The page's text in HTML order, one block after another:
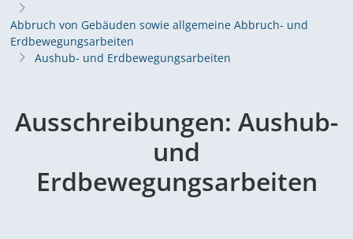
Abbruch von Gebäuden sowie allgemeine Abbruch- und
Erdbewegungsarbeiten
Aushub- und Erdbewegungsarbeiten
Ausschreibungen: Aushub-
und
Erdbewegungsarbeiten